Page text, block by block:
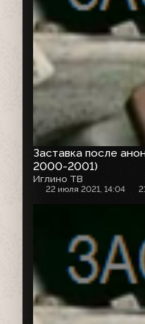
Заставка после
2000-2001)
Иглино ТВ
22 июля 2021, 14:04